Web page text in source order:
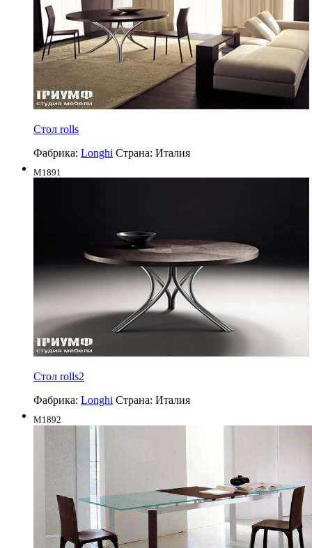
Стол rolls
Фабрика: Longhi Страна: Италия
M1891
Стол rolls2
Фабрика: Longhi Страна: Италия
M1892